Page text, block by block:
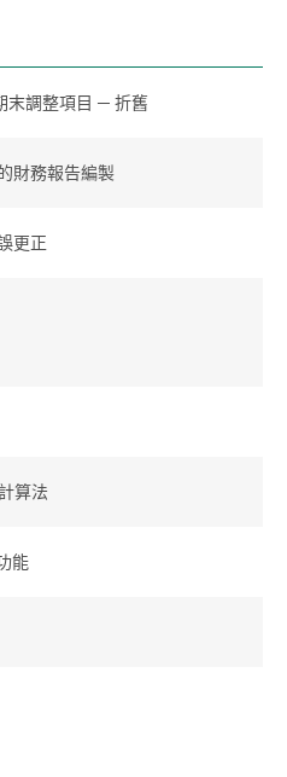
末調整項目 ─ 折舊
財務報告編製
更正
算法
能